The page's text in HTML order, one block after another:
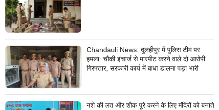
Chandauli News: दुलहीपुर में पुलिस टीम पर
हमला: चौकी इंचार्ज से मारपीट करने वाले दो आरोपी
गिरफ्तार, सरकारी कार्य में बाधा डालना पड़ा भारी
नशे की लत और शौक पूरे करने के लिए मंदिरों को बनाते